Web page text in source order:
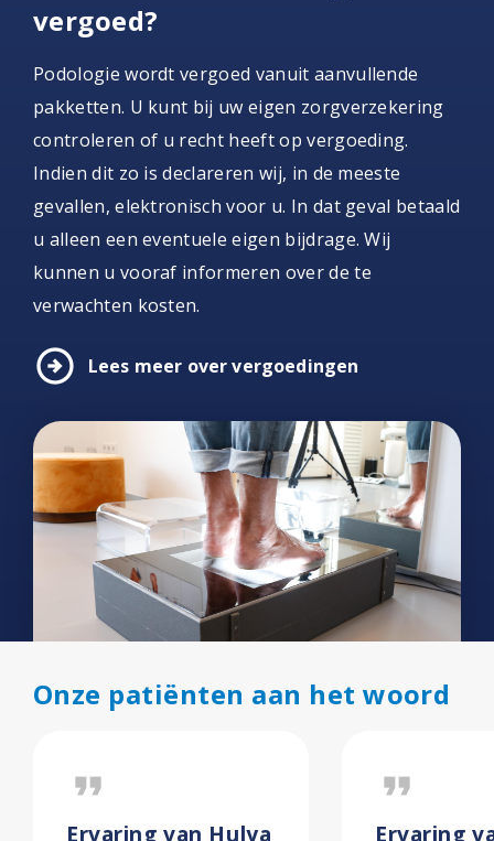
vergoed?
Podologie wordt vergoed vanuit aanvullende
pakketten. U kunt bij uw eigen zorgverzekering
controleren of u recht heeft op vergoeding.
Indien dit zo is declareren wij, in de meeste
gevallen, elektronisch voor u. In dat geval betaald
u alleen een eventuele eigen bijdrage. Wij
kunnen u vooraf informeren over de te
verwachten kosten.
arrow_circle_right Lees meer over vergoedingen
Onze patiënten aan het woord
format_quote
Ervaring van Hulya
format_quote
Ervaring